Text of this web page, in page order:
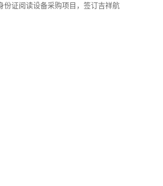
份证阅读设备采购项目，签订吉祥航